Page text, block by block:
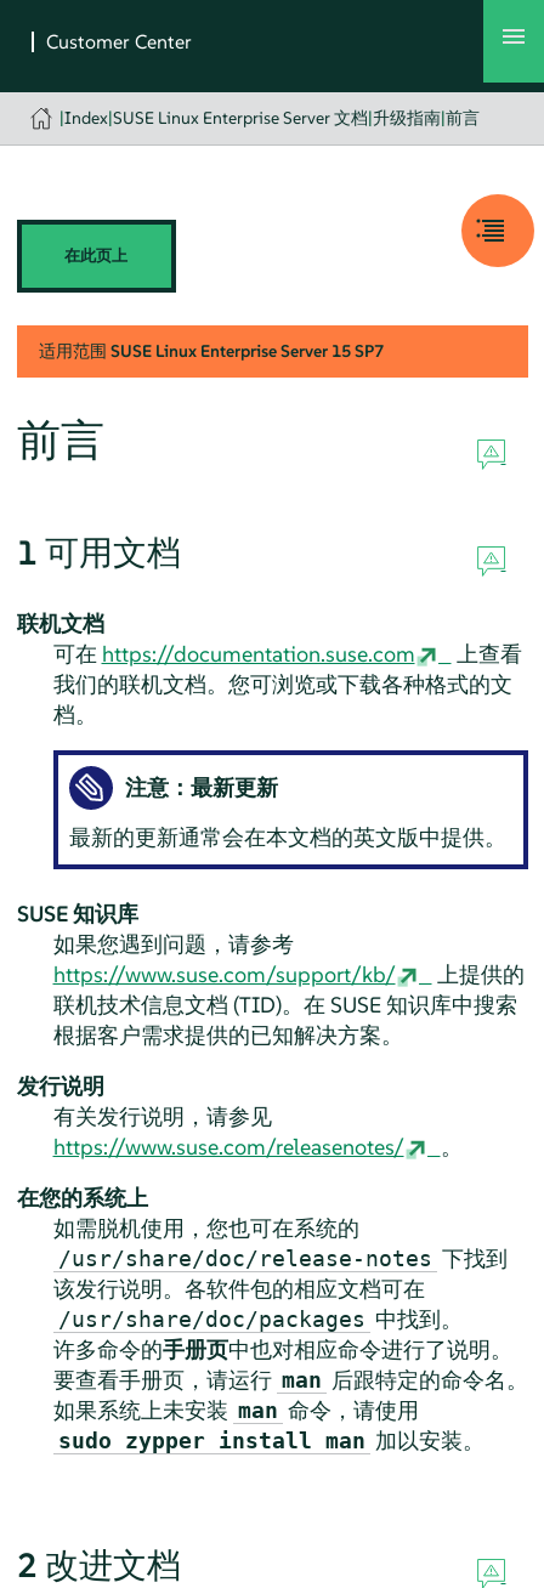
|Index|SUSE Linux Enterprise Server 文档|升级指南|前言
在此页上
适用范围 SUSE Linux Enterprise Server 15 SP7
前言
1 可用文档
联机文档
可在 https://documentation.suse.com
上查看
我们的联机文档。您可浏览或下载各种格式的文
档。
注意：最新更新
最新的更新通常会在本文档的英文版中提供。
SUSE 知识库
如果您遇到问题，请参考
https://www.suse.com/support/kb/
上提供的
联机技术信息文档 (TID)。在 SUSE 知识库中搜索
根据客户需求提供的已知解决方案。
发行说明
有关发行说明，请参见
https://www.suse.com/releasenotes/
。
在您的系统上
如需脱机使用，您也可在系统的
/usr/share/doc/release-notes 下找到
该发行说明。各软件包的相应文档可在
/usr/share/doc/packages 中找到。
许多命令的手册页中也对相应命令进行了说明。
要查看手册页，请运行 man 后跟特定的命令名。
如果系统上未安装 man 命令，请使用
sudo zypper install man 加以安装。
2 改进文档